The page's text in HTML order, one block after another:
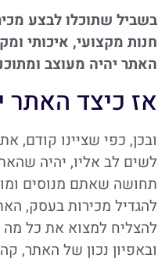
בשביל שתוכלו לבצע
האתר יהיה מעוצב
אז כיצד האתר
ובכן, כפי שציינו קודם,
לשים לב אליו, יהיה
תחושה שאתם מנוסים
להגדיל מכירות בעסק,
להצליח למצוא את כל מה
ובאפיון נכון של האתר,